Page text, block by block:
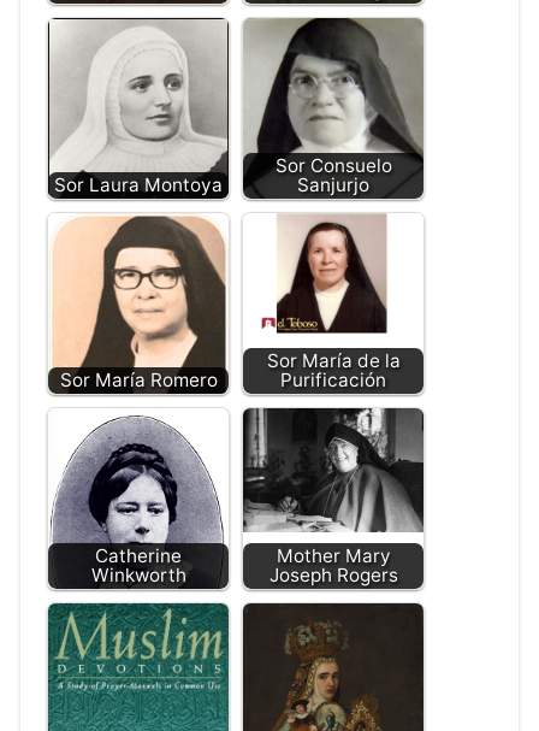
Sor Laura Montoya
Sor Consuelo
Sanjurjo
Sor María Romero
Sor María de la
Purificación
Catherine
Winkworth
Mother Mary
Joseph Rogers